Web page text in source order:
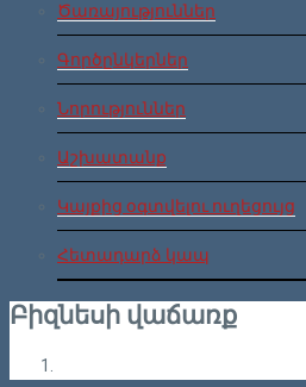
Ծառայություններ
Գործընկերներ
Նորություններ
Աշխատանք
Կայքից օգտվելու ուղեցույց
Հետադարձ կապ
Բիզնեսի վաճառք